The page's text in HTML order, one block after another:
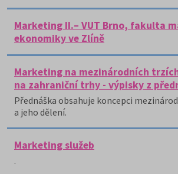
Marketing II.– VUT Brno, fakulta
ekonomiky ve Zlíně
Marketing na mezinárodních
na zahraniční trhy - výpisky z
Přednáška obsahuje koncepci
a jeho dělení.
Marketing služeb
.